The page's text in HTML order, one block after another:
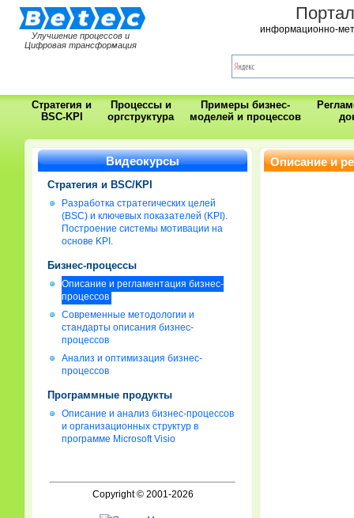
Улучшение процессов и
Цифровая трансформация
информационно-
Стратегия и
BSC-KPI
Процессы и
оргструктура
Примеры бизнес-
моделей и процессов
Видеокурсы
Стратегия и BSC/KPI
Разработка стратегических целей
(BSC) и ключевых показателей (KPI).
Построение системы мотивации на
основе KPI.
Бизнес-процессы
Описание и регламентация бизнес-
процессов
Современные методологии и
стандарты описания бизнес-
процессов
Анализ и оптимизация бизнес-
процессов
Программные продукты
Описание и анализ бизнес-процессов
и организационных структур в
программе Microsoft Visio
Copyright © 2001-2026
Описание и